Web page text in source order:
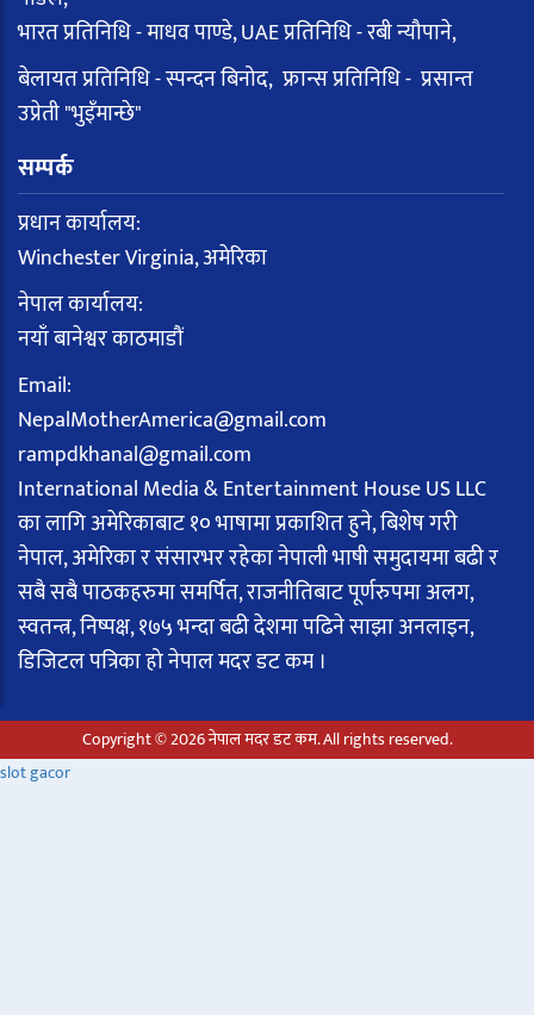
भारत प्रतिनिधि - माधव पाण्डे, UAE प्रतिनिधि - रबी न्यौपाने,
बेलायत प्रतिनिधि - स्पन्दन बिनोद, फ्रान्स प्रतिनिधि - प्रसान्त
उप्रेती "भुइँमान्छे"
सम्पर्क
प्रधान कार्यालय:
Winchester Virginia, अमेरिका
नेपाल कार्यालय:
नयाँ बानेश्वर काठमाडौं
Email:
NepalMotherAmerica@gmail.com
rampdkhanal@gmail.com
International Media & Entertainment House US LLC
का लागि अमेरिकाबाट १० भाषामा प्रकाशित हुने, बिशेष गरी
नेपाल, अमेरिका र संसारभर रहेका नेपाली भाषी समुदायमा बढी र
सबै सबै पाठकहरुमा समर्पित, राजनीतिबाट पूर्णरुपमा अलग,
स्वतन्त्र, निष्पक्ष, १७५ भन्दा बढी देशमा पढिने साझा अनलाइन,
डिजिटल पत्रिका हो नेपाल मदर डट कम ।
Copyright © 2026 नेपाल मदर डट कम. All rights reserved.
slot gacor